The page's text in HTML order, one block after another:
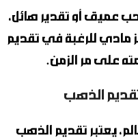
عميق أو تقدير هائل،
للرغبة في تقديم
على مر الزمن.
لتقديم الذهب
يعتبر تقديم الذهب